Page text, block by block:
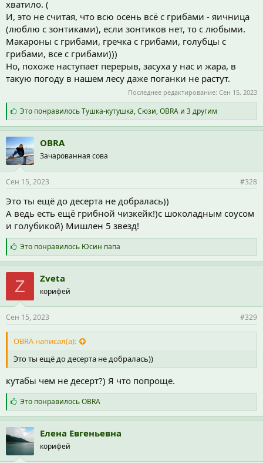
хватило. (
И, это не считая, что всю осень всё с грибами - яичница
(люблю с зонтиками), если зонтиков нет, то с любыми.
Макароны с грибами, гречка с грибами, голубцы с
грибами, все с грибами)))
Но, похоже наступает перерыв, засуха у нас и жара, в
такую погоду в нашем лесу даже поганки не растут.
Последнее редактирование: Сен 15, 2023
С
и
м
п
а
т
и
и
:
Это понравилосьТушка-кутушка,Сюзи,OBRAи 3 другим
OBRA
Зачарованная сова
Сен 15, 2023 #328
Это ты ещё до десерта не добралась))
А ведь есть ещё грибной чизкейк!)с шоколадным соусом
и голубикой) Мишлен 5 звезд!
С
и
м
п
а
т
и
и
:
Это понравилось Юсин папа
Z Zveta
корифей
Сен 15, 2023 #329
OBRA написал(а):
Это ты ещё до десерта не добралась))
кутабы чем не десерт?) Я что попроще.
С
и
м
п
а
т
и
Это понравилосьOBRA
Елена Евгеньевна
корифей